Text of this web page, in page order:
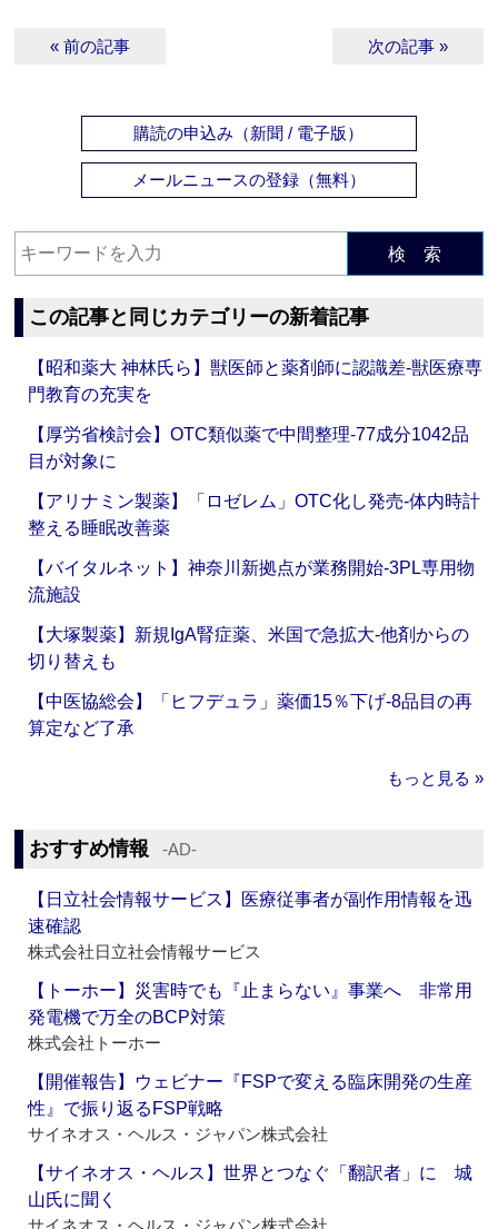
« 前の記事 次の記事 »
購読の申込み（新聞 / 電子版）
メールニュースの登録（無料）
検 索
この記事と同じカテゴリーの新着記事
【昭和薬大 神林氏ら】獣医師と薬剤師に認識差‐獣医療専
門教育の充実を
【厚労省検討会】OTC類似薬で中間整理‐77成分1042品
目が対象に
【アリナミン製薬】「ロゼレム」OTC化し発売‐体内時計
整える睡眠改善薬
【バイタルネット】神奈川新拠点が業務開始‐3PL専用物
流施設
【大塚製薬】新規IgA腎症薬、米国で急拡大‐他剤からの
切り替えも
【中医協総会】「ヒフデュラ」薬価15％下げ‐8品目の再
算定など了承
もっと見る »
おすすめ情報 ‐AD‐
【日立社会情報サービス】医療従事者が副作用情報を迅
速確認
株式会社日立社会情報サービス
【トーホー】災害時でも『止まらない』事業へ 非常用
発電機で万全のBCP対策
株式会社トーホー
【開催報告】ウェビナー『FSPで変える臨床開発の生産
性』で振り返るFSP戦略
サイネオス・ヘルス・ジャパン株式会社
【サイネオス・ヘルス】世界とつなぐ「翻訳者」に 城
山氏に聞く